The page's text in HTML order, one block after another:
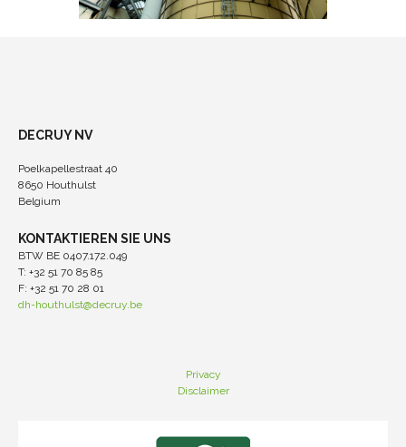
DECRUY NV
Poelkapellestraat 40
8650 Houthulst
Belgium
KONTAKTIEREN SIE UNS
BTW BE 0407.172.049
T: +32 51 70 85 85
F: +32 51 70 28 01
dh-houthulst@decruy.be
Privacy
Disclaimer